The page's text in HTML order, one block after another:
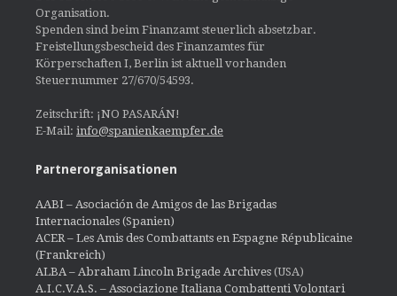
Organisation.
Spenden sind beim Finanzamt steuerlich absetzbar.
Freistellungsbescheid des Finanzamtes für
Körperschaften I, Berlin ist aktuell vorhanden
Steuernummer 27/670/54593.
Zeitschrift: ¡NO PASARÁN!
E-Mail: info@spanienkaempfer.de
Partnerorganisationen
AABI – Asociación de Amigos de las Brigadas
Internacionales (Spanien)
ACER – Les Amis des Combattants en Espagne Républicaine
(Frankreich)
ALBA – Abraham Lincoln Brigade Archives (USA)
A.I.C.V.A.S. – Associazione Italiana Combattenti Volontari